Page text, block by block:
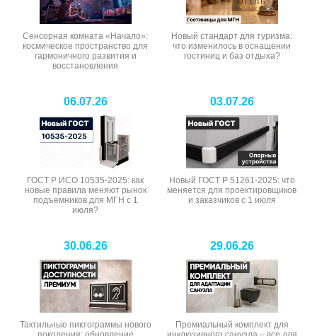
Сенсорная комната «Начало»:
космическое пространство для
гармоничного развития и
восстановления
Новый стандарт для туризма:
что изменилось в оснащении
гостиниц и баз отдыха?
06.07.26
ГОСТ Р ИСО 10535-2025: как
новые правила меняют рынок
подъемников для МГН с 1
июля?
03.07.26
Новый ГОСТ Р 51261-2025: что
меняется для проектировщиков
и заказчиков с 1 июля
30.06.26
Тактильные пиктограммы нового
29.06.26
Премиальный комплект для